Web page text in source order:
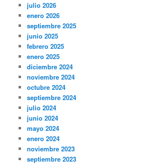
julio 2026
enero 2026
septiembre 2025
junio 2025
febrero 2025
enero 2025
diciembre 2024
noviembre 2024
octubre 2024
septiembre 2024
julio 2024
junio 2024
mayo 2024
enero 2024
noviembre 2023
septiembre 2023